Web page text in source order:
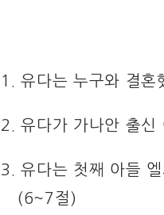
1. 유다는 누구와 결
2. 유다가 가나안 출신
3. 유다는 첫째 아들
(6~7절)